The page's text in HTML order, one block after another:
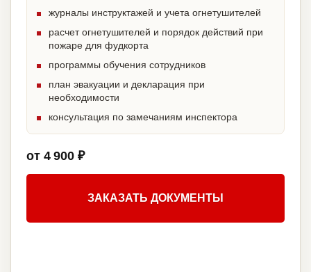
журналы инструктажей и учета огнетушителей
расчет огнетушителей и порядок действий при
пожаре для фудкорта
программы обучения сотрудников
план эвакуации и декларация при
необходимости
консультация по замечаниям инспектора
от 4 900 ₽
ЗАКАЗАТЬ ДОКУМЕНТЫ